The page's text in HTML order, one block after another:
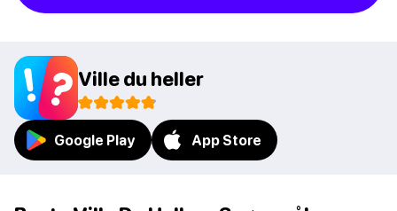
Ville du heller
Google Play App Store